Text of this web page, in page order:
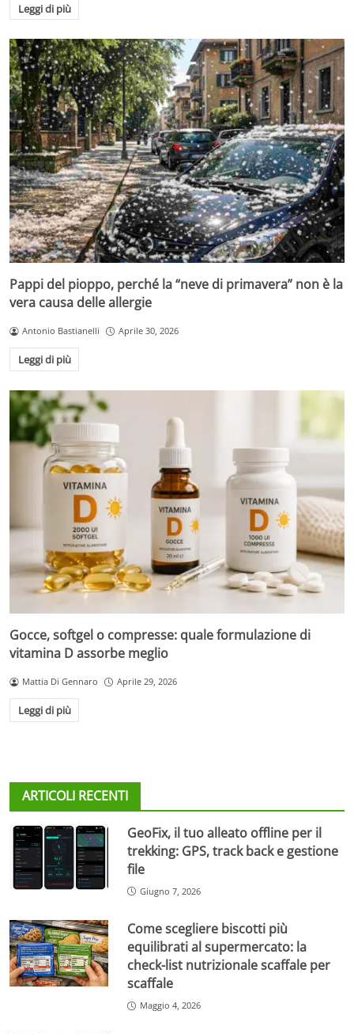
Leggi di più
Pappi del pioppo, perché la “neve di primavera” non è la
vera causa delle allergie
Antonio Bastianelli Aprile 30, 2026
Leggi di più
Gocce, softgel o compresse: quale formulazione di
vitamina D assorbe meglio
Mattia Di Gennaro Aprile 29, 2026
Leggi di più
ARTICOLI RECENTI
GeoFix, il tuo alleato offline per il
trekking: GPS, track back e gestione
file
Giugno 7, 2026
Come scegliere biscotti più
equilibrati al supermercato: la
check-list nutrizionale scaffale per
scaffale
Maggio 4, 2026